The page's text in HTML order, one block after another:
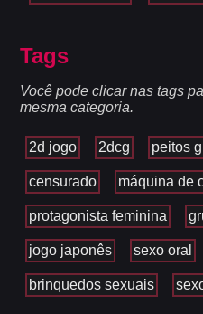
Tags
Você pode clicar nas tags
mesma categoria.
2d jogo 2dcg peitos
censurado máquina de
protagonista feminina
jogo japonês sexo oral
brinquedos sexuais